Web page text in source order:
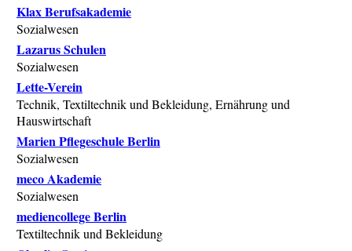
Klax Berufsakademie
Sozialwesen
Lazarus Schulen
Sozialwesen
Lette-Verein
Technik, Textiltechnik und Bekleidung, Ernährung und
Hauswirtschaft
Marien Pflegeschule Berlin
Sozialwesen
meco Akademie
Sozialwesen
mediencollege Berlin
Textiltechnik und Bekleidung